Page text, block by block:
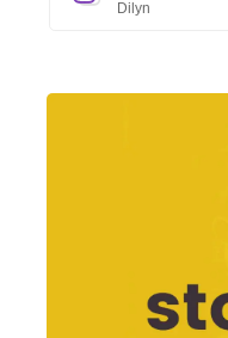
Dilyn